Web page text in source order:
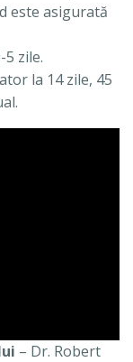
este asigurată
zile.
la 14 zile, 45
– Dr. Robert